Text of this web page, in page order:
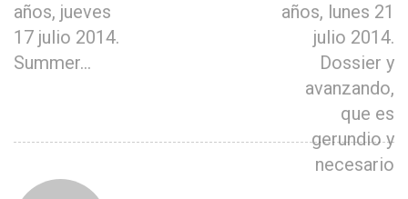
años, jueves
17 julio 2014.
Summer…
años, lunes 21
julio 2014.
Dossier y
avanzando,
que es
gerundio y
necesario